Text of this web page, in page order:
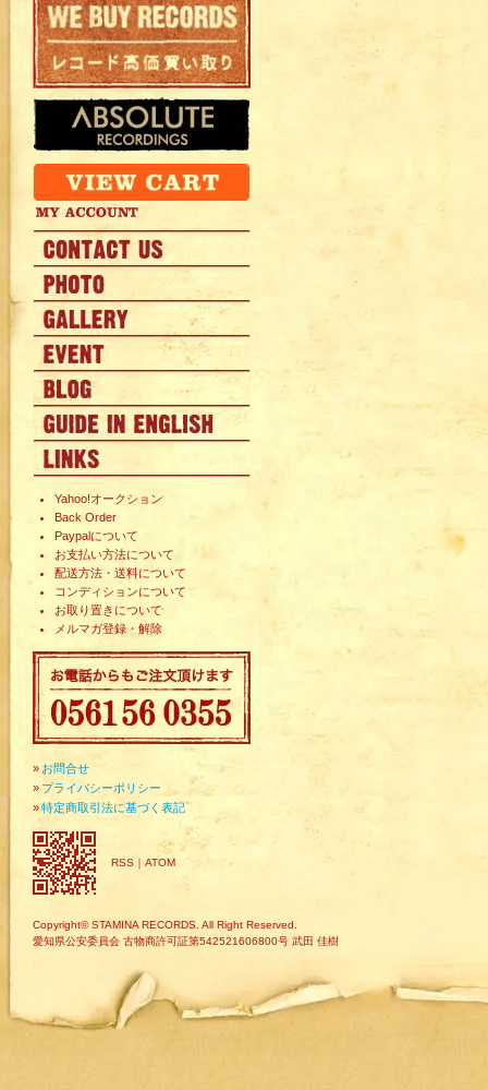
Yahoo!オークション
Back Order
Paypalについて
お支払い方法について
配送方法・送料について
コンディションについて
お取り置きについて
メルマガ登録・解除
» お問合せ
» プライバシーポリシー
»特定商取引法に基づく表記
RSS ｜ ATOM
Copyright© STAMINA RECORDS. All Right Reserved.
愛知県公安委員会 古物商許可証第542521606800号 武田 佳樹